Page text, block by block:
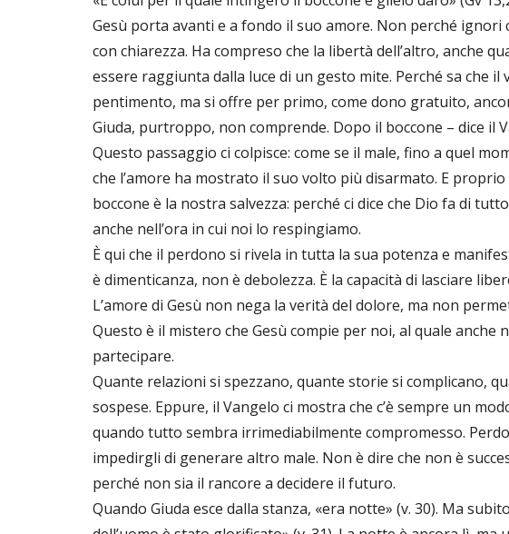
Gesù porta avanti e a fondo il suo amore. Non perché ignori
con chiarezza. Ha compreso che la libertà dell’altro, anche
essere raggiunta dalla luce di un gesto mite. Perché sa che
pentimento, ma si offre per primo, come dono gratuito,
Giuda, purtroppo, non comprende. Dopo il boccone – dice il
Questo passaggio ci colpisce: come se il male, fino a quel
che l’amore ha mostrato il suo volto più disarmato. E
boccone è la nostra salvezza: perché ci dice che Dio fa di
anche nell’ora in cui noi lo respingiamo.
È qui che il perdono si rivela in tutta la sua potenza e
è dimenticanza, non è debolezza. È la capacità di lasciare
L’amore di Gesù non nega la verità del dolore, ma non
Questo è il mistero che Gesù compie per noi, al quale anche
partecipare.
Quante relazioni si spezzano, quante storie si complicano,
sospese. Eppure, il Vangelo ci mostra che c’è sempre un
quando tutto sembra irrimediabilmente compromesso.
impedirgli di generare altro male. Non è dire che non è
perché non sia il rancore a decidere il futuro.
Quando Giuda esce dalla stanza, «era notte» (v. 30). Ma